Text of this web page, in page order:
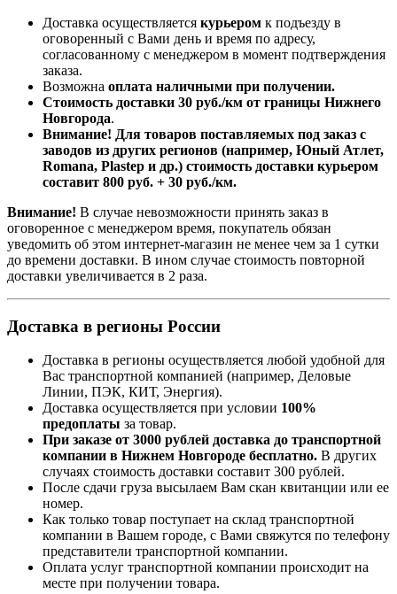
Доставка осуществляется курьером к подъезду в
оговоренный с Вами день и время по адресу,
согласованному с менеджером в момент подтверждения
заказа.
Возможна оплата наличными при получении.
Стоимость доставки 30 руб./км от границы Нижнего
Новгорода.
Внимание! Для товаров поставляемых под заказ с
заводов из других регионов (например, Юный Атлет,
Romana, Plastep и др.) стоимость доставки курьером
составит 800 руб. + 30 руб./км.
Внимание! В случае невозможности принять заказ в
оговоренное с менеджером время, покупатель обязан
уведомить об этом интернет-магазин не менее чем за 1 сутки
до времени доставки. В ином случае стоимость повторной
доставки увеличивается в 2 раза.
Доставка в регионы России
Доставка в регионы осуществляется любой удобной для
Вас транспортной компанией (например, Деловые
Линии, ПЭК, КИТ, Энергия).
Доставка осуществляется при условии 100%
предоплаты за товар.
При заказе от 3000 рублей доставка до транспортной
компании в Нижнем Новгороде бесплатно. В других
случаях стоимость доставки составит 300 рублей.
После сдачи груза высылаем Вам скан квитанции или ее
номер.
Как только товар поступает на склад транспортной
компании в Вашем городе, с Вами свяжутся по телефону
представители транспортной компании.
Оплата услуг транспортной компании происходит на
месте при получении товара.